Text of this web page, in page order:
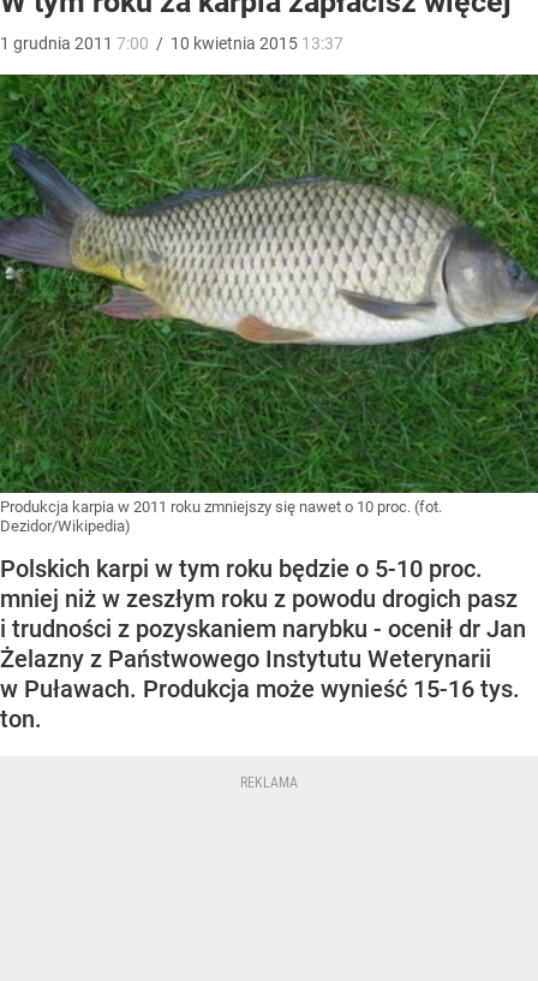
1 grudnia 2011 7:00 / 10 kwietnia 2015 13:37
Produkcja karpia w 2011 roku zmniejszy się nawet o 10 proc. (fot.
Dezidor/Wikipedia)
Polskich karpi w tym roku będzie o 5-10 proc.
mniej niż w zeszłym roku z powodu drogich pasz
i trudności z pozyskaniem narybku - ocenił dr Jan
Żelazny z Państwowego Instytutu Weterynarii
w Puławach. Produkcja może wynieść 15-16 tys.
ton.